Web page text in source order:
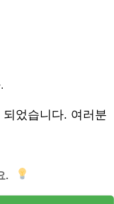
었습니다. 여러분
.